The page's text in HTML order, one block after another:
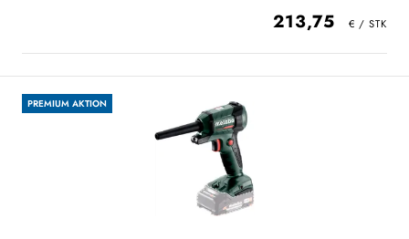
213,75
PREMIUM AKTION